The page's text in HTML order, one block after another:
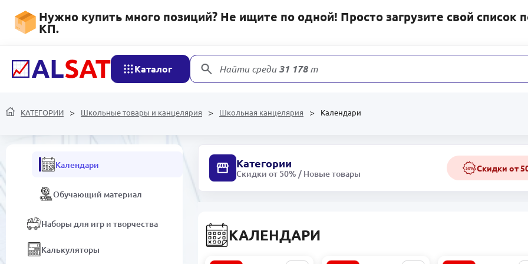
Нужно купить много позиций? Не ищите по одной! Просто загрузите свой список
КП.
Каталог Найти среди31 178товаров
КАТЕГОРИИ Школьные товары и канцелярия Школьная канцелярия Календари
Пластилин
Скотч
Ножницы
Наборы для рисования
Календари
Обучающий материал
Наборы для игр и творчества
Калькуляторы
Категории
Скидки от 50% / Новые товары
50% Скидки от
КАЛЕНДАРИ